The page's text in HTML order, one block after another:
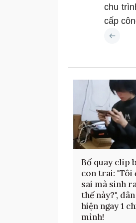
chu
cấp
Bố quay clip
con trai: "Tôi
sai mà sinh
thế này?",
hiện ngay 1
mình!